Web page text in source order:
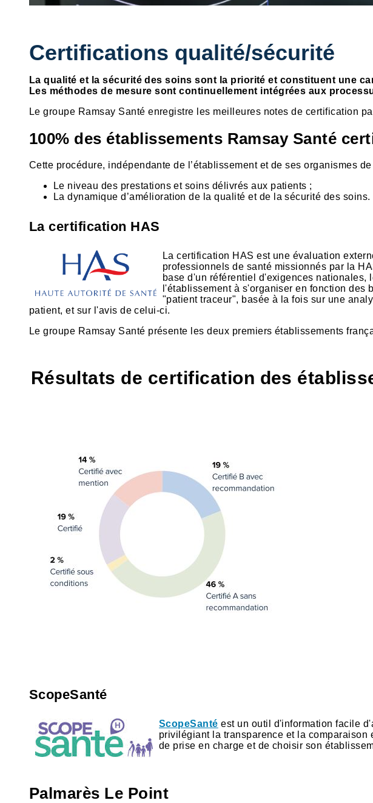
Certifications qualité/sécurité
La qualité et la sécurité des soins sont la priorité et constituent une
Les méthodes de mesure sont continuellement intégrées aux
Le groupe Ramsay Santé enregistre les meilleures notes de certification
100% des établissements Ramsay Santé
Cette procédure, indépendante de l’établissement et de ses organismes
Le niveau des prestations et soins délivrés aux patients ;
La dynamique d’amélioration de la qualité et de la sécurité des soins.
La certification HAS
La certification HAS est une évaluation
professionnels de santé missionnés par la
base d'un référentiel d'exigences
l'établissement à s'organiser en fonction des
"patient traceur", basée à la fois sur une
patient, et sur l'avis de celui-ci.
Le groupe Ramsay Santé présente les deux premiers établissements
Résultats de certification des
ScopeSanté
ScopeSanté est un outil d'information facile
privilégiant la transparence et la
de prise en charge et de choisir son
Palmarès Le Point